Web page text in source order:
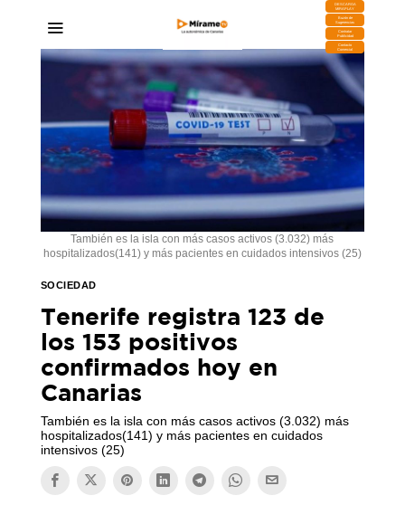
DESCARGA
MIRAPLAY
Buzón de
Sugerencias
Contratar
Publicidad
Contacto
Comercial
También es la isla con más casos activos (3.032) más
hospitalizados(141) y más pacientes en cuidados intensivos (25)
SOCIEDAD
Tenerife registra 123 de
los 153 positivos
confirmados hoy en
Canarias
También es la isla con más casos activos (3.032) más
hospitalizados(141) y más pacientes en cuidados
intensivos (25)